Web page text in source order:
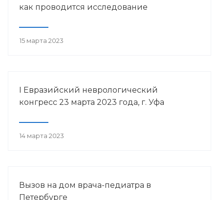
как проводится исследование
15 марта 2023
I Евразийский неврологический
конгресс 23 марта 2023 года, г. Уфа
14 марта 2023
Вызов на дом врача-педиатра в
Петербурге